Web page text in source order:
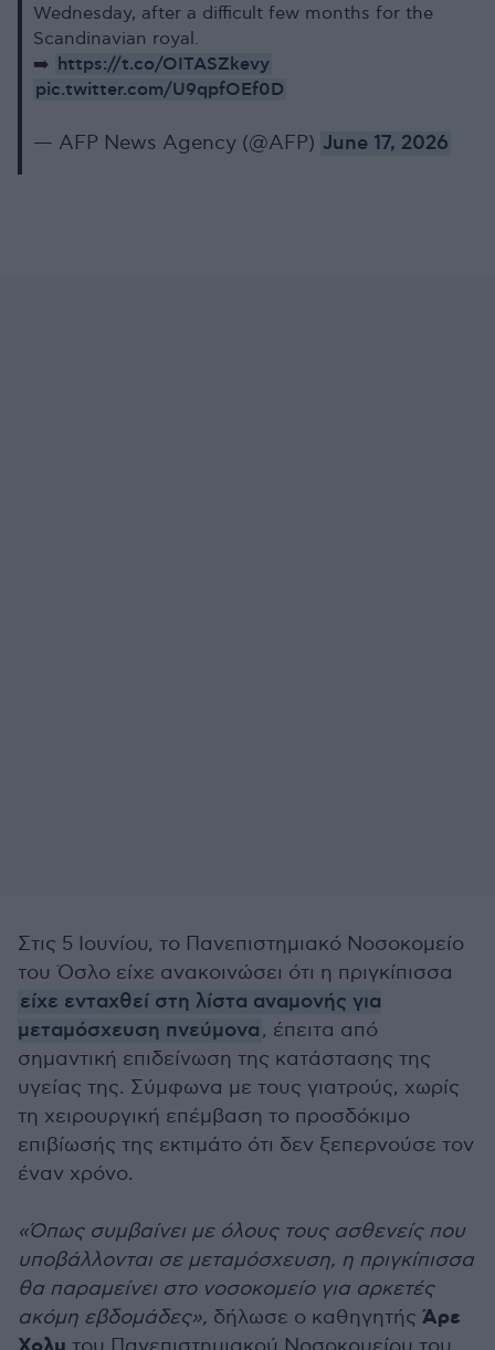
Wednesday, after a difficult few months for the
Scandinavian royal.
➡️ https://t.co/OITASZkevy
pic.twitter.com/U9qpfOEf0D
— AFP News Agency (@AFP) June 17, 2026
Στις 5 Ιουνίου, το Πανεπιστημιακό Νοσοκομείο
του Όσλο είχε ανακοινώσει ότι η πριγκίπισσα
είχε ενταχθεί στη λίστα αναμονής για
μεταμόσχευση πνεύμονα, έπειτα από
σημαντική επιδείνωση της κατάστασης της
υγείας της. Σύμφωνα με τους γιατρούς, χωρίς
τη χειρουργική επέμβαση το προσδόκιμο
επιβίωσής της εκτιμάτο ότι δεν ξεπερνούσε τον
έναν χρόνο.
«Όπως συμβαίνει με όλους τους ασθενείς που
υποβάλλονται σε μεταμόσχευση, η πριγκίπισσα
θα παραμείνει στο νοσοκομείο για αρκετές
ακόμη εβδομάδες», δήλωσε ο καθηγητής Άρε